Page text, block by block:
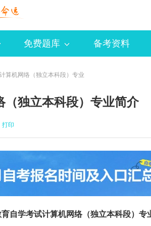
免费题库 备考资料
算机网络（独立本科段）专业
（独立本科段）专业简介
打印
自学考试计算机网络（独立本科段）专